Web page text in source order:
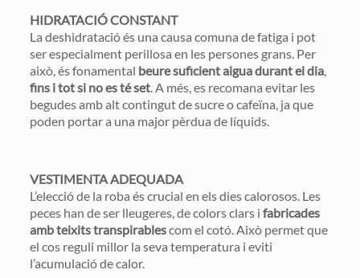
HIDRATACIÓ CONSTANT
La deshidratació és una causa comuna de fatiga i pot
ser especialment perillosa en les persones grans. Per
això, és fonamental beure suficient aigua durant el dia,
fins i tot si no es té set. A més, es recomana evitar les
begudes amb alt contingut de sucre o cafeïna, ja que
poden portar a una major pèrdua de líquids.
VESTIMENTA ADEQUADA
L’elecció de la roba és crucial en els dies calorosos. Les
peces han de ser lleugeres, de colors clars i fabricades
amb teixits transpirablescom el cotó. Això permet que
el cos reguli millor la seva temperatura i eviti
l’acumulació de calor.